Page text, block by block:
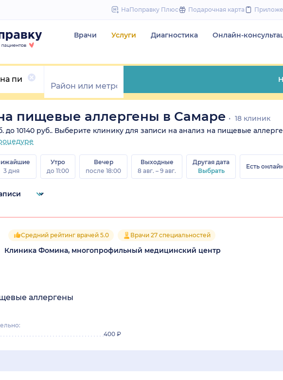
to
НаПоправку Плюс Подарочная карта
Врачи Услуги Диагностика Онлайн-
пищевые аллергены в Самаре
18 клиник
до 10140 руб.. Выберите клинику для записи на анализ на пищевые
3 дня
Утро
до 11:00
Вечер
после 18:00
Выходные
8 авг. – 9 авг.
Другая дата
Выбрать
Есть
Средний рейтинг врачей 5.0 Врачи 27 специальностей
Клиника Фомина, многопрофильный медицинский центр
аллергены
400 ₽